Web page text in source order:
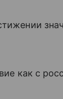
как с